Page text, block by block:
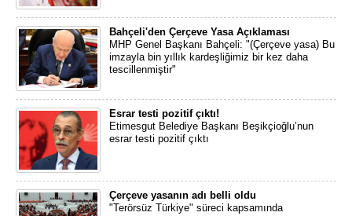
Bahçeli'den Çerçeve Yasa Açıklaması
MHP Genel Başkanı Bahçeli: "(Çerçeve yasa) Bu
imzayla bin yıllık kardeşliğimiz bir kez daha
tescillenmiştir"
Esrar testi pozitif çıktı!
Etimesgut Belediye Başkanı Beşikçioğlu’nun
esrar testi pozitif çıktı
Çerçeve yasanın adı belli oldu
"Terörsüz Türkiye" süreci kapsamında